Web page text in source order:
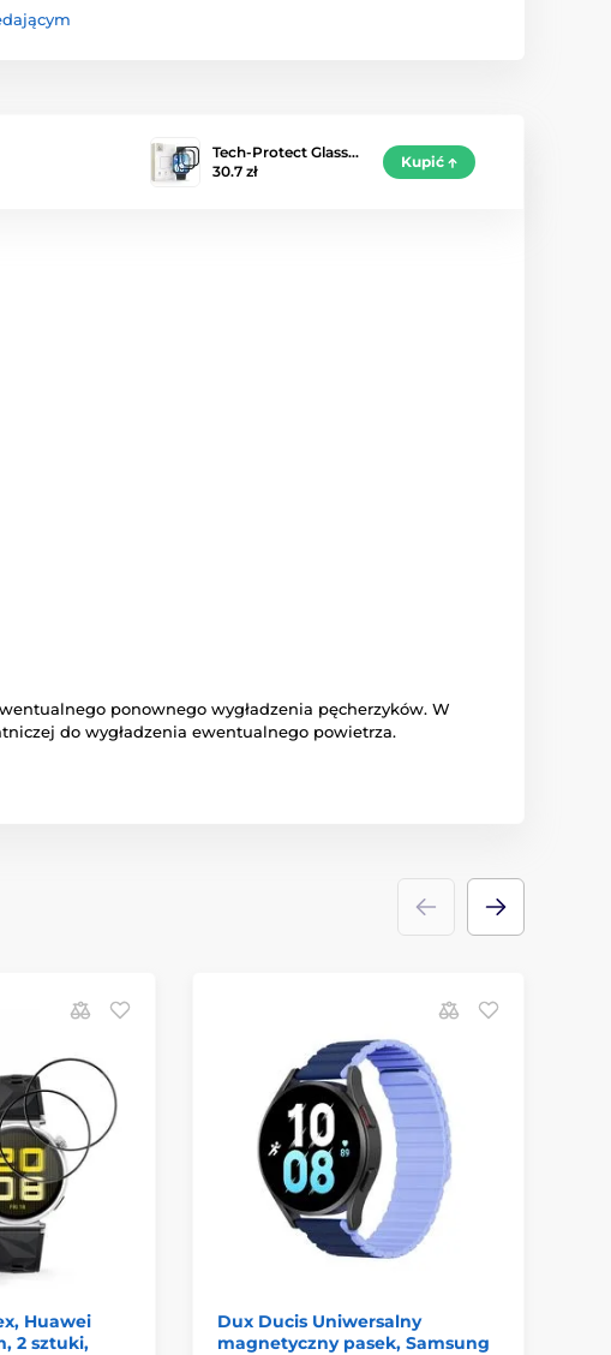
Tech-Protect Glass…
30.7 zł
Kupić
ponownego wygładzenia pęcherzyków. W
do wygładzenia ewentualnego powietrza.
Huawei
2 sztuki,
Dux Ducis Uniwersalny
magnetyczny pasek, Samsung